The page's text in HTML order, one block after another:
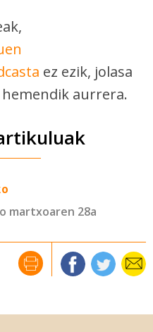
ez ezik, jolasa
hemendik aurrera.
martxoaren 28a